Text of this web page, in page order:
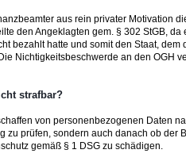
aus rein privater Motivation
den Angeklagten gem. § 302 StGB,
bezahlt hatte und somit den Staat, dem
Nichtigkeitsbeschwerde an den OGH
strafbar?
von personenbezogenen Daten
zu prüfen, sondern auch danach ob der
gemäß § 1 DSG zu schädigen.